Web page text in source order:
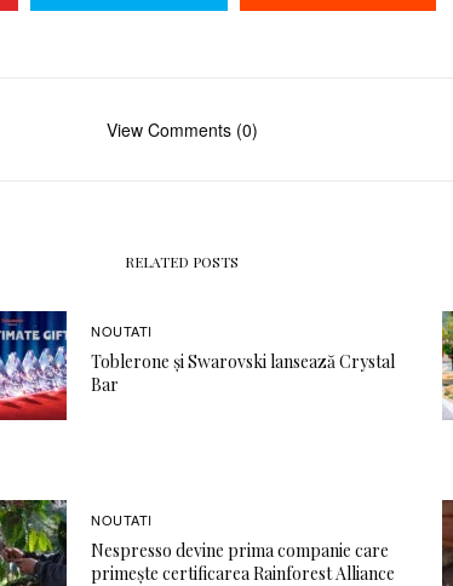
View Comments (0)
RELATED POSTS
NOUTATI
Toblerone și Swarovski lansează Crystal
Bar
NOUTATI
Nespresso devine prima companie care
primește certificarea Rainforest Alliance